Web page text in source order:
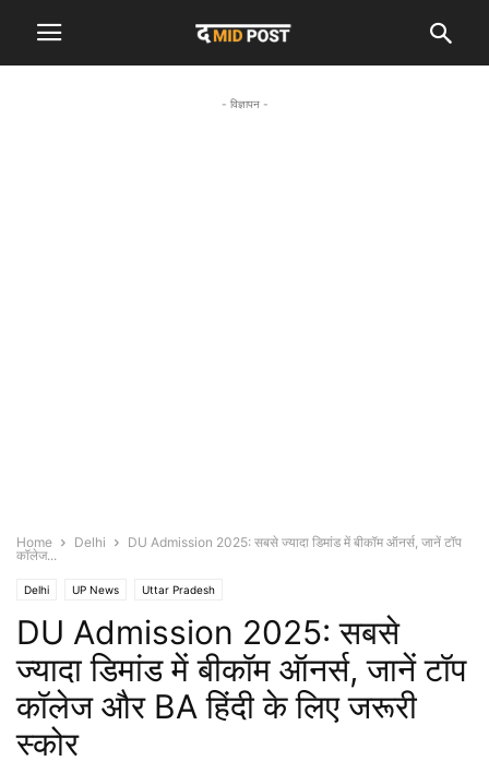
- विज्ञापन -
Home Delhi
DU Admission 2025: सबसे ज्यादा डिमांड में बीकॉम ऑनर्स, जानें टॉप
कॉलेज...
Delhi UP News Uttar Pradesh
DU Admission 2025: सबसे
ज्यादा डिमांड में बीकॉम ऑनर्स, जानें टॉप
कॉलेज और BA हिंदी के लिए जरूरी
स्कोर